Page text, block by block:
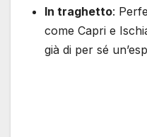
In traghetto:
come Capri e
già di per sé